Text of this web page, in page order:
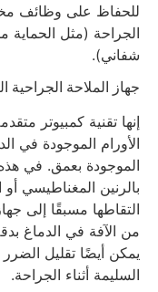
للحفاظ على وظائف
الجراحة (مثل
شفاني).
جهاز الملاحة الجراحية
إنها تقنية كمبيوتر
الأورام الموجودة في
الموجودة بعمق. في هذه
بالرنين المغناطيسي
التقاطها مسبقًا إلى
من الآفة في الدماغ
يمكن أيضًا تقليل
السليمة أثناء الجراحة.